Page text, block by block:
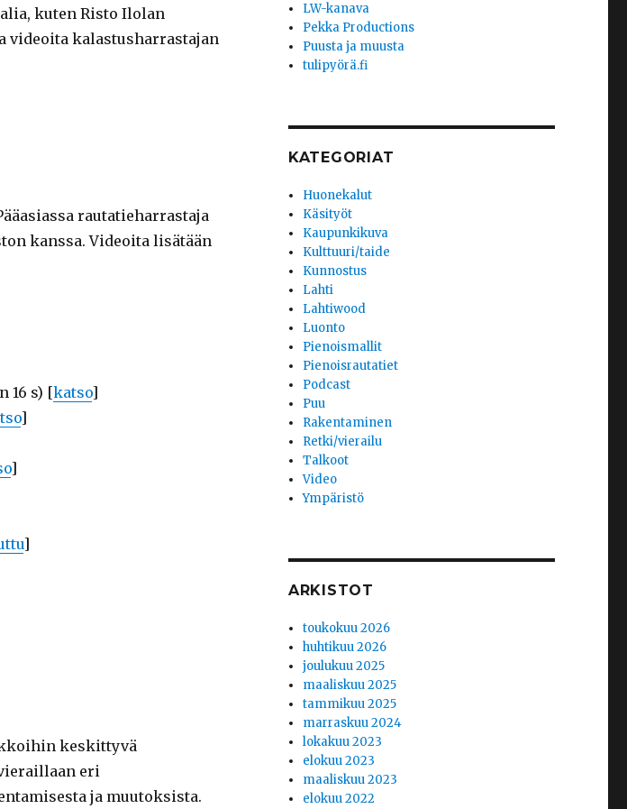
kuten Risto Ilolan
videoita kalastusharrastajan
rautatieharrastaja
kanssa. Videoita lisätään
16 s) [katso]
]
]
]
keskittyvä
eri
ja muutoksista.
LW-kanava
Pekka Productions
Puusta ja muusta
tulipyörä.fi
KATEGORIAT
Huonekalut
Käsityöt
Kaupunkikuva
Kulttuuri/taide
Kunnostus
Lahti
Lahtiwood
Luonto
Pienoismallit
Pienoisrautatiet
Podcast
Puu
Rakentaminen
Retki/vierailu
Talkoot
Video
Ympäristö
ARKISTOT
toukokuu 2026
huhtikuu 2026
joulukuu 2025
maaliskuu 2025
tammikuu 2025
marraskuu 2024
lokakuu 2023
elokuu 2023
maaliskuu 2023
elokuu 2022